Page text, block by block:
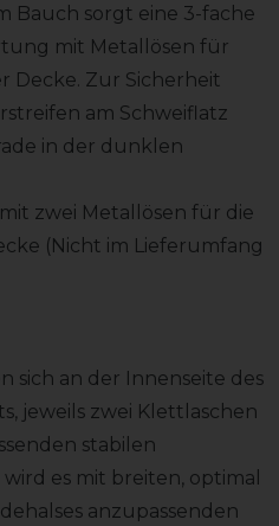
Bauch sorgt eine 3-fache
mit Metallösen für
Decke. Zur Sicherheit
am Schweiflatz
in der dunklen
zwei Metallösen für die
(Nicht im Lieferumfang
sich an der Innenseite des
jeweils zwei Klettlaschen
stabilen
es mit breiten, optimal
anzupassenden